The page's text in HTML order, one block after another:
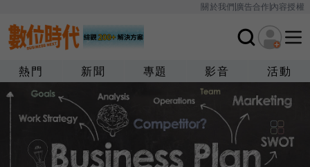
關於我們廣告合作內容授權
熱門 新聞 專題 影音 活動